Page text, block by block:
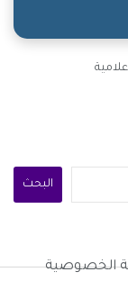
البحث
الخصوصية